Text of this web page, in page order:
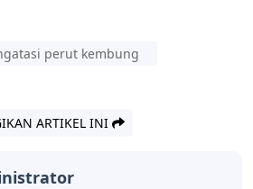
perut kembung
ARTIKEL INI